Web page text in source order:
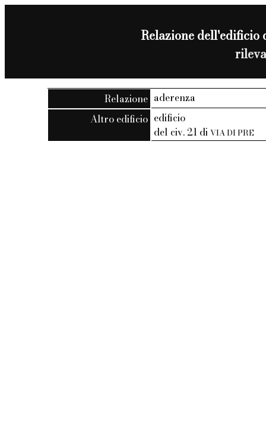
Relazione dell'edificio
Relazione aderenza
Altro edificio edificio
del civ. 21 diVIA DI PRE